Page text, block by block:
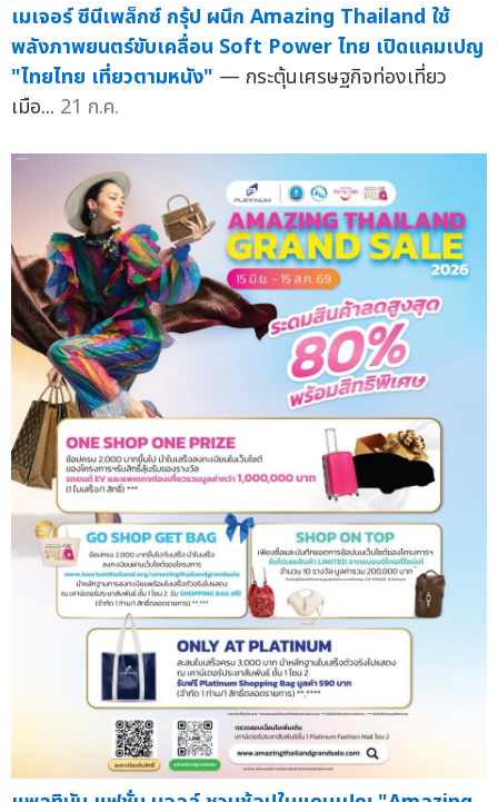
เมเจอร์ ซีนีเพล็กซ์ กรุ้ป ผนึก Amazing Thailand ใช้
พลังภาพยนตร์ขับเคลื่อน Soft Power ไทย เปิดแคมเปญ
"ไทยไทย เที่ยวตามหนัง" — กระตุ้นเศรษฐกิจท่องเที่ยว
เมือ... 21 ก.ค.